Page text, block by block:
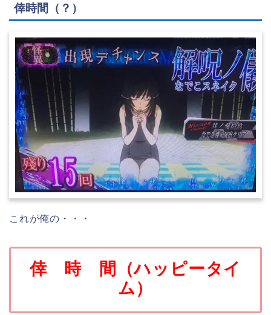
倖時間（？）
これが俺の・・・
倖 時 間（ハッピータイ
ム）